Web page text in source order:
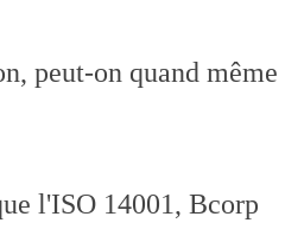
peut-on quand même
l'ISO 14001, Bcorp